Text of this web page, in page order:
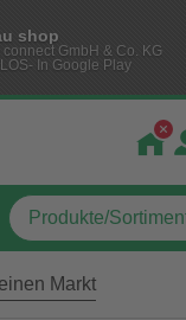
shop
connect GmbH & Co. KG
In Google Play
Markt